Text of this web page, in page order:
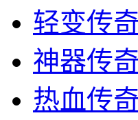
轻变传
神器传
热血传